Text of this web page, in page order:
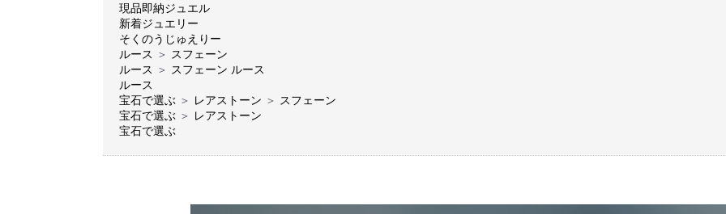
現品即納ジュエル
新着ジュエリー
そくのうじゅえりー
ルース ＞ スフェーン
ルース ＞ スフェーン ルース
ルース
宝石で選ぶ ＞ レアストーン ＞ スフェーン
宝石で選ぶ ＞ レアストーン
宝石で選ぶ